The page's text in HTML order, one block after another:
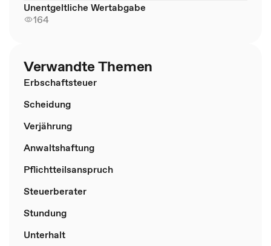
Unentgeltliche Wertabgabe
164
Verwandte Themen
Erbschaftsteuer
Scheidung
Verjährung
Anwaltshaftung
Pflichtteilsanspruch
Steuerberater
Stundung
Unterhalt